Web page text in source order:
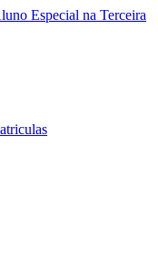
Especial na Terceira